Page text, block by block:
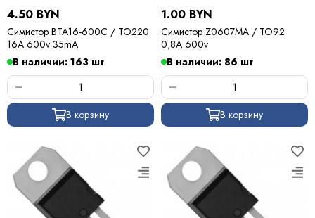
4.50 BYN
Симистор BTA16-600C / TO220
16A 600v 35mA
В наличии: 163 шт
В корзину
1.00 BYN
Симистор Z0607MA / TO92
0,8А 600v
В наличии: 86 шт
В корзину